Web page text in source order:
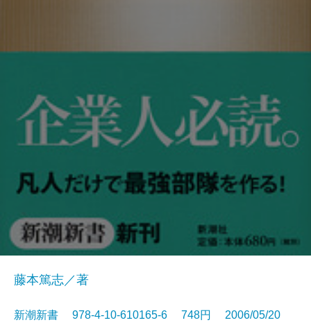
藤本篤志／著
新潮新書 978-4-10-610165-6 748円 2006/05/20